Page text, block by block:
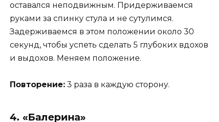
оставался неподвижным. Придерживаемся
руками за спинку стула и не сутулимся.
Задерживаемся в этом положении около 30
секунд, чтобы успеть сделать 5 глубоких вдохов
и выдохов. Меняем положение.
Повторение: 3 раза в каждую сторону.
4. «Балерина»